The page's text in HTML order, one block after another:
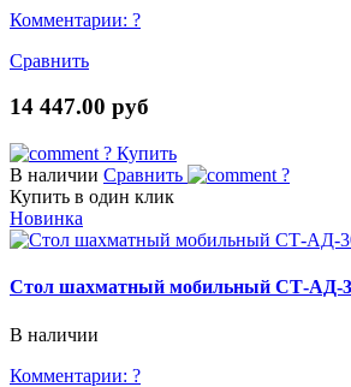
Комментарии: ?
Сравнить
14 447.00 руб
? Купить
В наличии Сравнить
?
Купить в один клик
Новинка
Стол шахматный мобильный СТ-АД-
В наличии
Комментарии: ?